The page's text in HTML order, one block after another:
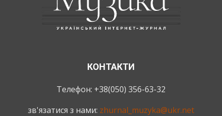
КОНТАКТИ
Телефон: +38(050) 356-63-32
зв'язатися з нами: zhurnal_muzyka@ukr.net